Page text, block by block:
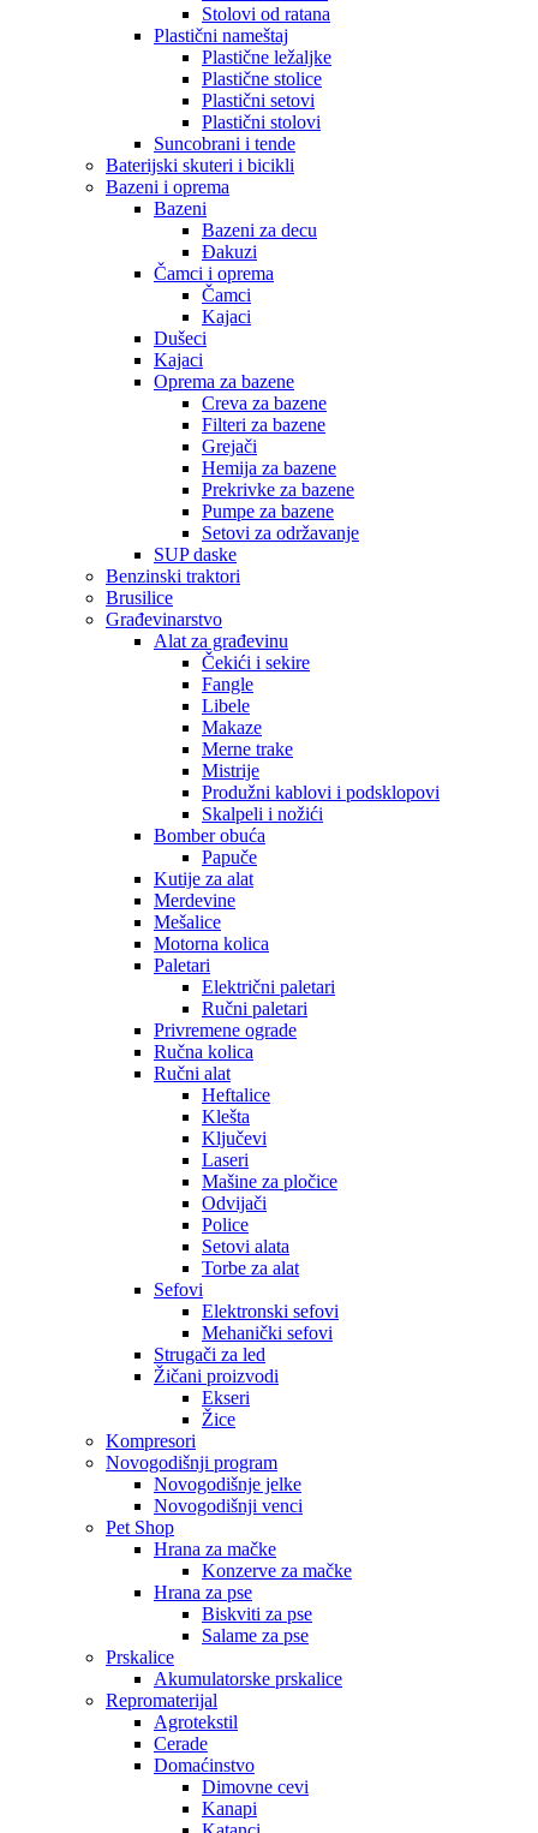
Stolovi od ratana
Plastični nameštaj
Plastične ležaljke
Plastične stolice
Plastični setovi
Plastični stolovi
Suncobrani i tende
Baterijski skuteri i bicikli
Bazeni i oprema
Bazeni
Bazeni za decu
Đakuzi
Čamci i oprema
Čamci
Kajaci
Dušeci
Kajaci
Oprema za bazene
Creva za bazene
Filteri za bazene
Grejači
Hemija za bazene
Prekrivke za bazene
Pumpe za bazene
Setovi za održavanje
SUP daske
Benzinski traktori
Brusilice
Građevinarstvo
Alat za građevinu
Čekići i sekire
Fangle
Libele
Makaze
Merne trake
Mistrije
Produžni kablovi i podsklopovi
Skalpeli i nožići
Bomber obuća
Papuče
Kutije za alat
Merdevine
Mešalice
Motorna kolica
Paletari
Električni paletari
Ručni paletari
Privremene ograde
Ručna kolica
Ručni alat
Heftalice
Klešta
Ključevi
Laseri
Mašine za pločice
Odvijači
Police
Setovi alata
Torbe za alat
Sefovi
Elektronski sefovi
Mehanički sefovi
Strugači za led
Žičani proizvodi
Ekseri
Žice
Kompresori
Novogodišnji program
Novogodišnje jelke
Novogodišnji venci
Pet Shop
Hrana za mačke
Konzerve za mačke
Hrana za pse
Biskviti za pse
Salame za pse
Prskalice
Akumulatorske prskalice
Repromaterijal
Agrotekstil
Cerade
Domaćinstvo
Dimovne cevi
Kanapi